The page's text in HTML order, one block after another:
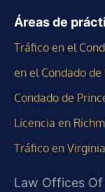
Áreas de
Tráfico en el
en el Condado de
Condado de
Licencia en
Tráfico en Virginia
Law Offices Of